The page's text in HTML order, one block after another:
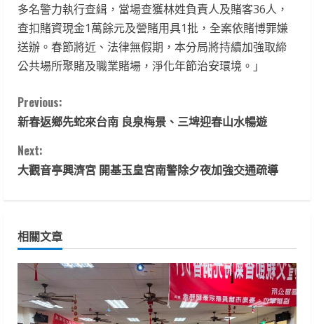
多名警力執行查緝，當場查獲林姓負責人及賭客36人，
查扣賭資現金1萬餘元及營賭用具1批，全案依賭博罪嫌
送辦。春節將近、法律無假期，本分局將持續加強取締
公共場所聚賭及職業賭場，淨化年節治安環境。」
C
o
n
i
n
u
e
Previous:
新春返鄉先蛇來台南 良泉梅景、三埤迎春山水暢遊
Next:
大觀音亭興濟宮 開基玉皇宮南警除夕夜加強交通疏導
相關文章